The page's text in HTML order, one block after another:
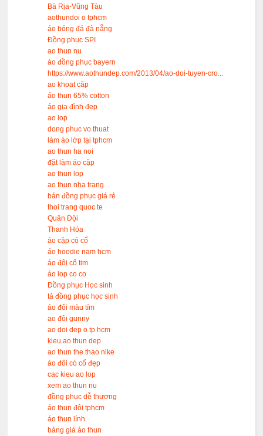
Bà Rịa-Vũng Tàu
aothundoi o tphcm
áo bóng đá đà nẵng
Đồng phục SPI
ao thun nu
áo đồng phục bayern
https://www.aothundep.com/2013/04/ao-doi-tuyen-cro...
ao khoat căp
áo thun 65% cotton
áo gia đình đẹp
ao lop
dong phuc vo thuat
làm áo lớp tại tphcm
ao thun ha noi
đặt làm áo cặp
ao thun lop
ao thun nha trang
bán đồng phục giá rẻ
thoi trang quoc te
Quân Đội
Thanh Hóa
áo cặp có cổ
áo hoodie nam hcm
áo đôi cổ tim
áo lop co co
Đồng phục Học sinh
tả đồng phục học sinh
áo đôi màu tím
ao đôi gunny
ao doi dep o tp hcm
kieu ao thun dep
ao thun the thao nike
áo đôi có cổ đẹp
cac kieu ao lop
xem ao thun nu
đồng phục dễ thương
áo thun đôi tphcm
áo thun lính
bảng giá áo thun